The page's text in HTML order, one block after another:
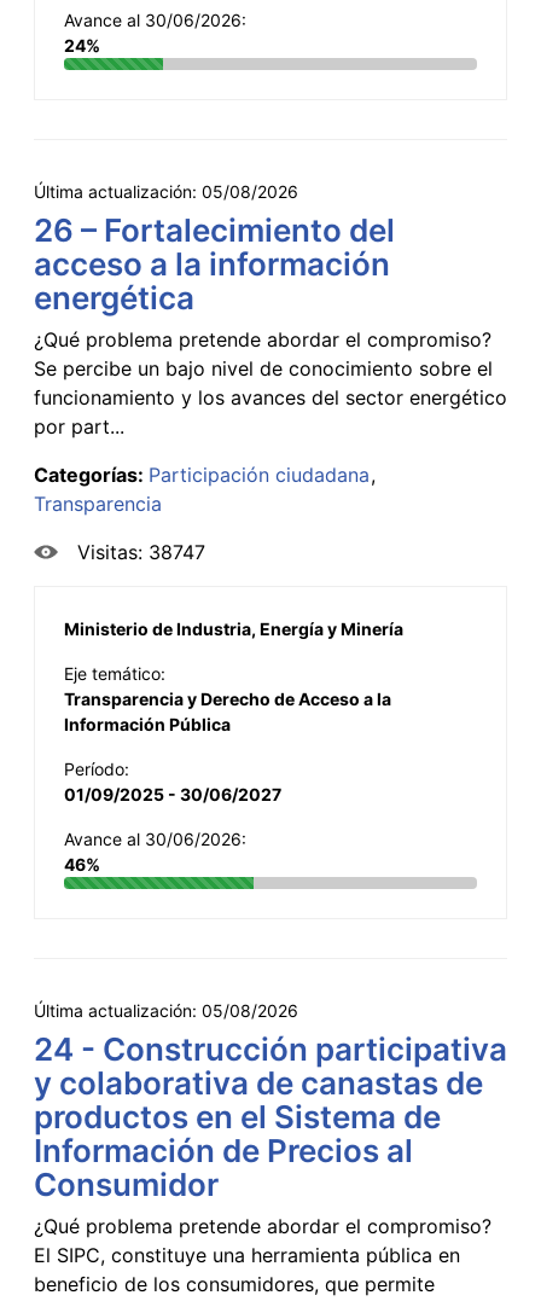
Avance al 30/06/2026:
24%
Última actualización: 05/08/2026
26 – Fortalecimiento del
acceso a la información
energética
¿Qué problema pretende abordar el compromiso?
Se percibe un bajo nivel de conocimiento sobre el
funcionamiento y los avances del sector energético
por part...
Categorías: Participación ciudadana
Transparencia
Visitas: 38747
Ministerio de Industria, Energía y Minería
Eje temático:
Transparencia y Derecho de Acceso a la
Información Pública
Período:
01/09/2025 - 30/06/2027
Avance al 30/06/2026:
46%
Última actualización: 05/08/2026
24 - Construcción participativa
y colaborativa de canastas de
productos en el Sistema de
Información de Precios al
Consumidor
¿Qué problema pretende abordar el compromiso?
El SIPC, constituye una herramienta pública en
beneficio de los consumidores, que permite